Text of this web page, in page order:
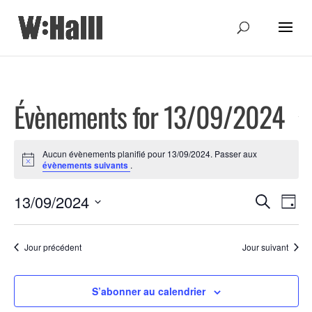
Évènements for 13/09/2024
Notice
Aucun évènements planifié pour 13/09/2024. Passer aux
évènements suivants .
et
de
Recherche
de
Jour
13/09/2024
Sélectionnez
uneJour précédent Jour suivant
S’abonner au calendrier